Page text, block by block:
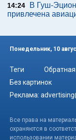
14:24
В Гуш-
привлечена
Понедельник, 10
Теги Обратная
Без картинок
Реклама:
Все права на
охраняются в
использовании